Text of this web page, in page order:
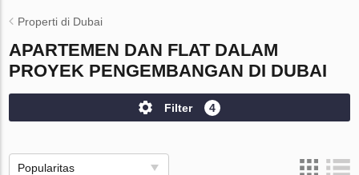
Properti di Dubai
APARTEMEN DAN FLAT DALAM
PROYEK PENGEMBANGAN DI DUBAI
Filter 4
Popularitas